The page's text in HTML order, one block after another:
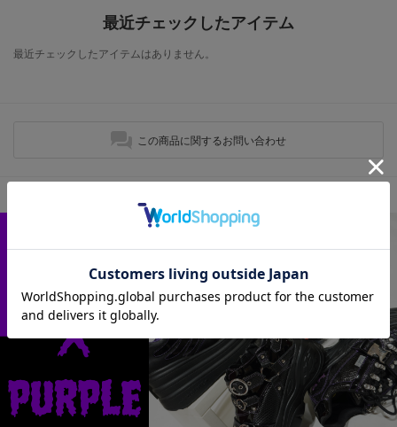
最近チェックしたアイテム
最近チェックしたアイテムはありません。
この商品に関するお問い合わせ